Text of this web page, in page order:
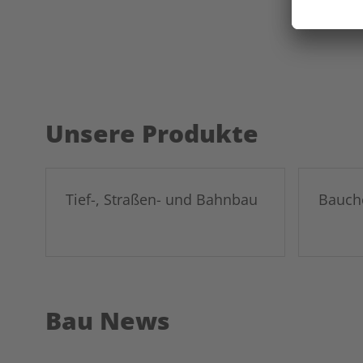
Unsere Produkte
Tief-, Straßen- und Bahnbau
Bau News